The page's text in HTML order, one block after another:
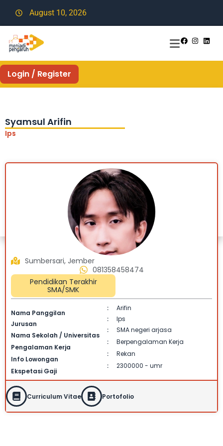
August 10, 2026
Login / Register
Syamsul Arifin
Ips
Pendidikan Terakhir
SMA/SMK
081358458474
Sumbersari, Jember
Nama Panggilan
:
Arifin
Jurusan
:
Ips
Nama Sekolah / Universitas
: SMA negeri arjasa
Pengalaman Kerja
: Berpengalaman Kerja
Info Lowongan
: Rekan
Ekspetasi Gaji
: 2300000 - umr
Curriculum Vitae Portofolio